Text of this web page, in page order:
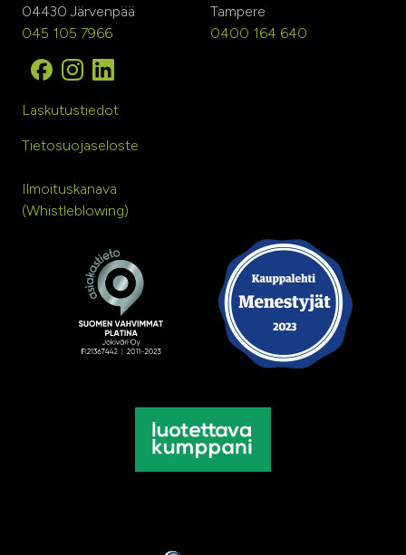
04430 Järvenpää
045 105 7966
Tampere
0400 164 640
Laskutustiedot
Tietosuojaseloste
Ilmoituskanava
(Whistleblowing)